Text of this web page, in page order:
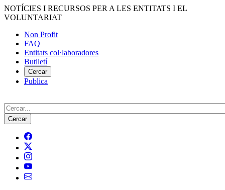
Vés
al
NOTÍCIES I RECURSOS PER A LES ENTITATS I EL
VOLUNTARIAT
Menú
del
compte
d'usuari
Non Profit
FAQ
Entitats col·laboradores
Butlletí
Cercar
Publica
Cerca